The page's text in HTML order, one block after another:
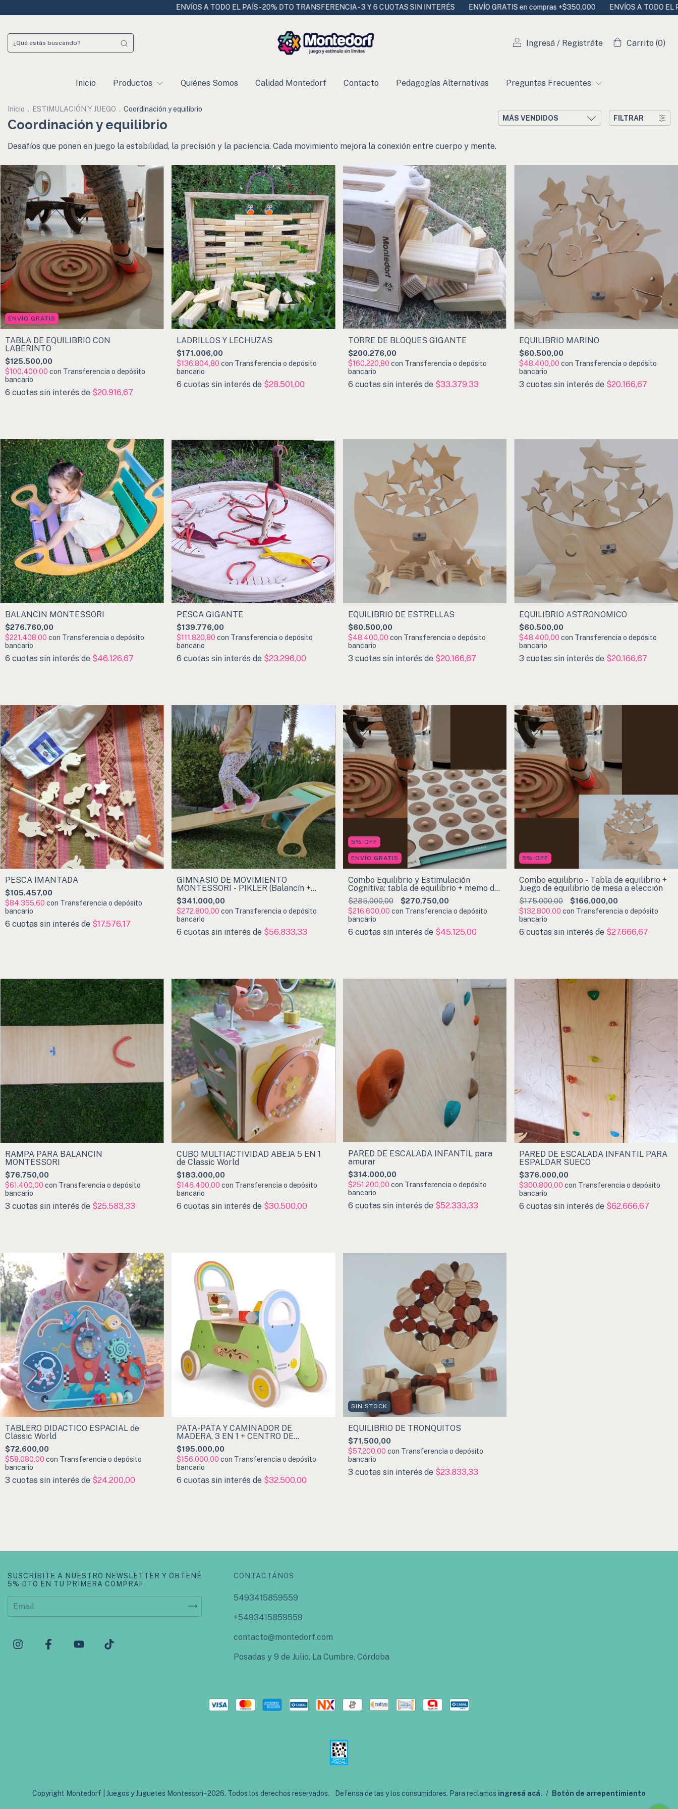
ENVÍOS A TODO EL PAÍS - 20% DTO TRANSFERENCIA - 3 Y 6 CUOTAS SIN INTERÉS ENVÍO GRATIS en compras +$350.000 ENVÍOS A TODO EL PAÍS - 20% DTO
Ingresá / Registráte Carrito (0)
Inicio Productos Quiénes Somos Calidad Montedorf Contacto Pedagogías Alternativas Preguntas Frecuentes
Inicio . ESTIMULACIÓN Y JUEGO . Coordinación y equilibrio
Coordinación y equilibrio FILTRAR
Desafíos que ponen en juego la estabilidad, la precisión y la paciencia. Cada movimiento mejora la conexión entre cuerpo y mente.
ENVÍO GRATIS
TABLA DE EQUILIBRIO CON
LABERINTO
$125.500,00
$100.400,00 con Transferencia o depósito
bancario
6 cuotas sin interés de $20.916,67
LADRILLOS Y LECHUZAS
$171.006,00
$136.804,80 con Transferencia o depósito
bancario
6 cuotas sin interés de $28.501,00
TORRE DE BLOQUES GIGANTE
$200.276,00
$160.220,80 con Transferencia o depósito
bancario
6 cuotas sin interés de $33.379,33
EQUILIBRIO MARINO
$60.500,00
$48.400,00con Transferencia o depósito
bancario
3 cuotas sin interés de $20.166,67
BALANCÍN MONTESSORI
$276.760,00
$221.408,00 con Transferencia o depósito
bancario
6 cuotas sin interés de $46.126,67
PESCA GIGANTE
$139.776,00
$111.820,80 con Transferencia o depósito
bancario
6 cuotas sin interés de $23.296,00
EQUILIBRIO DE ESTRELLAS
$60.500,00
$48.400,00 con Transferencia o depósito
bancario
3 cuotas sin interés de $20.166,67
EQUILIBRIO ASTRONÓMICO
$60.500,00
$48.400,00con Transferencia o depósito
bancario
3 cuotas sin interés de $20.166,67
PESCA IMANTADA
$105.457,00
$84.365,60 con Transferencia o depósito
bancario
6 cuotas sin interés de $17.576,17
GIMNASIO DE MOVIMIENTO
MONTESSORI - PIKLER (Balancín +
Rampa Pikler)
$341.000,00
$272.800,00 con Transferencia o depósito
bancario
6 cuotas sin interés de $56.833,33
5 % OFF
ENVÍO GRATIS
Combo Equilibrio y Estimulación
Cognitiva: tabla de equilibrio + memo de
cultura general
$285.000,00 $270.750,00
$216.600,00 con Transferencia o depósito
bancario
6 cuotas sin interés de $45.125,00
5 % OFF
Combo equilibrio - Tabla de equilibrio +
Juego de equilibrio de mesa a elección
$175.000,00 $166.000,00
$132.800,00con Transferencia o depósito
bancario
6 cuotas sin interés de $27.666,67
RAMPA PARA BALANCÍN
MONTESSORI
$76.750,00
$61.400,00 con Transferencia o depósito
bancario
3 cuotas sin interés de $25.583,33
CUBO MULTIACTIVIDAD ABEJA 5 EN 1
de Classic World
$183.000,00
$146.400,00 con Transferencia o depósito
bancario
6 cuotas sin interés de $30.500,00
PARED DE ESCALADA INFANTIL para
amurar
$314.000,00
$251.200,00 con Transferencia o depósito
bancario
6 cuotas sin interés de $52.333,33
PARED DE ESCALADA INFANTIL PARA
ESPALDAR SUECO
$376.000,00
$300.800,00con Transferencia o depósito
bancario
6 cuotas sin interés de $62.666,67
TABLERO DIDÁCTICO ESPACIAL de
Classic World
$72.600,00
$58.080,00 con Transferencia o depósito
bancario
3 cuotas sin interés de $24.200,00
PATA-PATA Y CAMINADOR DE
MADERA, 3 EN 1 + CENTRO DE
ACTIVIDADES de Classic World
$195.000,00
$156.000,00 con Transferencia o depósito
bancario
6 cuotas sin interés de $32.500,00
SIN STOCK
EQUILIBRIO DE TRONQUITOS
$71.500,00
$57.200,00 con Transferencia o depósito
bancario
3 cuotas sin interés de $23.833,33
SUSCRIBITE A NUESTRO NEWSLETTER Y OBTENÉ
5% DTO EN TU PRIMERA COMPRA!!
CONTACTÁNOS
5493415859559
+5493415859559
contacto@montedorf.com
Posadas y 9 de Julio, La Cumbre, Córdoba
Copyright Montedorf | Juegos y Juguetes Montessori - 2026. Todos los derechos reservados. Defensa de las y los consumidores. Para reclamos ingresá acá. / Botón de arrepentimiento